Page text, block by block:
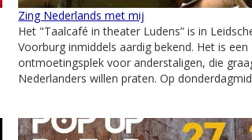
Zing Nederlands met mij
Het "Taalcafé in theater Ludens” is in
Voorburg inmiddels aardig bekend. Het is een
ontmoetingsplek voor anderstaligen, die
Nederlanders willen praten. Op